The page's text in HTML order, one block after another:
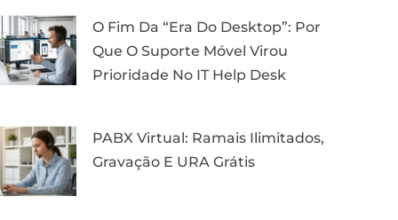
O Fim Da “Era Do Desktop”: Por
Que O Suporte Móvel Virou
Prioridade No IT Help Desk
PABX Virtual: Ramais Ilimitados,
Gravação E URA Grátis